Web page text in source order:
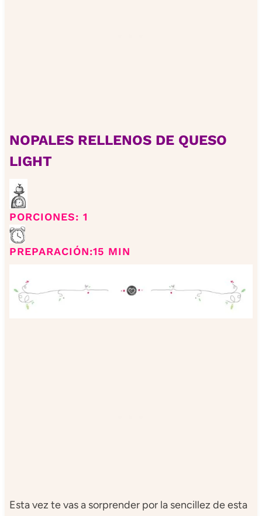
NOPALES RELLENOS DE QUESO
LIGHT
PORCIONES: 1
PREPARACIÓN:15 MIN
Esta vez te vas a sorprender por la sencillez de esta